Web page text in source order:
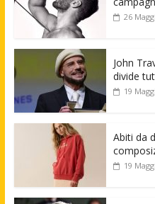
26
John
divide
19
Abiti da
19